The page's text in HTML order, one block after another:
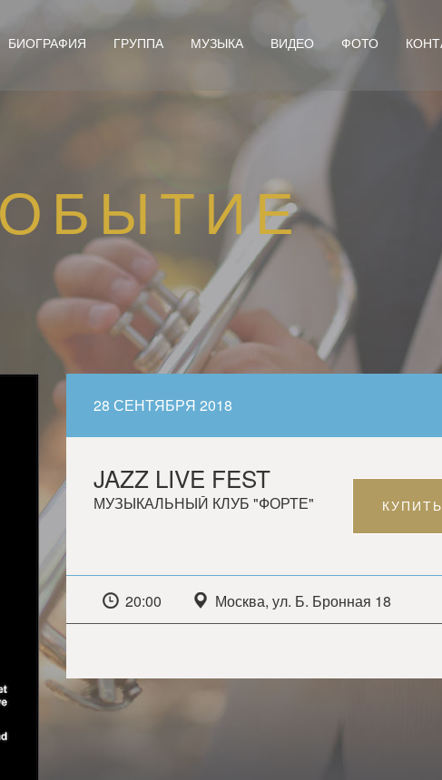
БИОГРАФИЯ ГРУППА МУЗЫКА ВИДЕО ФОТО
28 СЕНТЯБРЯ 2018
JAZZ LIVE FEST
МУЗЫКАЛЬНЫЙ КЛУБ "ФОРТЕ"
20:00 Москва, ул. Б. Бронная 18